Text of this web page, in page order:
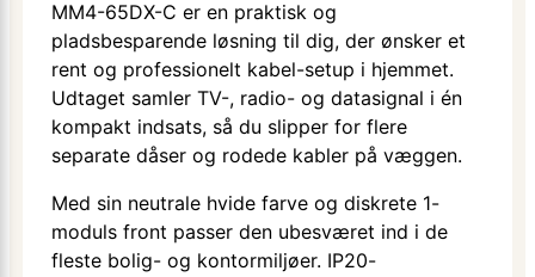
MM4-65DX-C er en praktisk og
pladsbesparende løsning til dig, der ønsker et
rent og professionelt kabel-setup i hjemmet.
Udtaget samler TV-, radio- og datasignal i én
kompakt indsats, så du slipper for flere
separate dåser og rodede kabler på væggen.
Med sin neutrale hvide farve og diskrete 1-
moduls front passer den ubesværet ind i de
fleste bolig- og kontormiljøer. IP20-